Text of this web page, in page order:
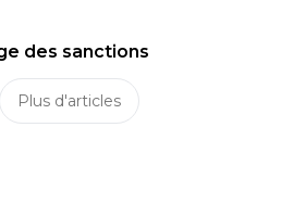
des sanctions
Plus d'articles